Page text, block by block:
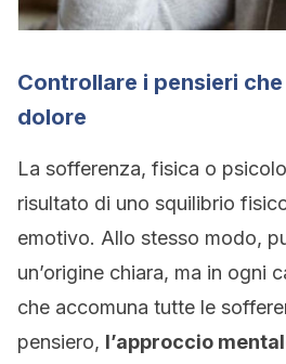
Controllare i pensieri
dolore
La sofferenza, fisica o
risultato di uno squilibrio
emotivo. Allo stesso modo,
un’origine chiara, ma in ogni
che accomuna tutte le
pensiero, l’approccio